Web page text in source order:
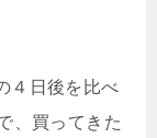
４日後を比べ
、買ってきた